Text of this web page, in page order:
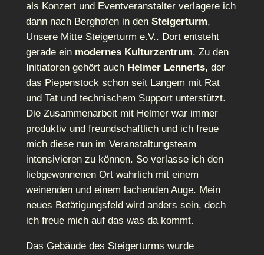
als Konzert und Eventveranstalter verlagere ich
dann nach Berghofen in den Steigerturm,
Unsere Mitte Steigerturm e.V.. Dort entsteht
gerade ein modernes Kulturzentrum. Zu den
Initiatoren gehört auch Helmer Lennerts, der
das Piepenstock schon seit Langem mit Rat
und Tat und technischem Support unterstützt.
Die Zusammenarbeit mit Helmer war immer
produktiv und freundschaftlich und ich freue
mich diese nun im Veranstaltungsteam
intensivieren zu können. So verlasse ich den
liebgewonnenen Ort wahrlich mit einem
weinenden und einem lachenden Auge. Mein
neues Betätigungsfeld wird anders sein, doch
ich freue mich auf das was da kommt.
Das Gebäude des Steigerturms wurde